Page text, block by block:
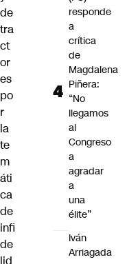
de
tra
ct
or
es
po
r
la
te
m
áti
ca
de
infi
de
lid
responde
a
crítica
de
Magdalena
Piñera:
“No
llegamos
al
Congreso
a
agradar
a
una
élite”
Iván
Arriagada